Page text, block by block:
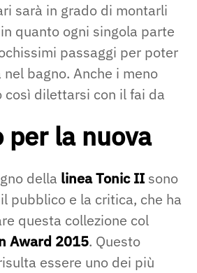
sarà in grado di montarli
quanto ogni singola parte
passaggi per poter
bagno. Anche i meno
dilettarsi con il fai da
la nuova
della linea Tonic II sono
pubblico e la critica, che ha
questa collezione col
Award 2015. Questo
essere uno dei più